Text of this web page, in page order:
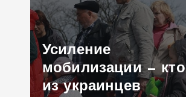
Усиление
мобилизации — кто
из украинцев